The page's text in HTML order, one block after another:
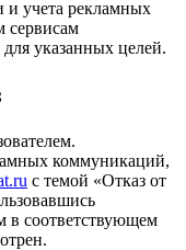
и учета рекламных
сервисам
указанных целей.
коммуникаций,
с темой «Отказ от
в соответствующем